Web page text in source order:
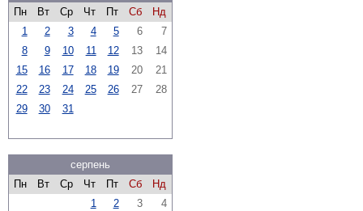
Пн
Вт Ср Чт Пт Сб
Нд
1
2 3 4 5 6
7
8
9 10 11 12 13
14
15
16 17 18 19 20
21
22
23 24 25 26 27
28
29
30 31
серпень
Пн
Вт Ср Чт Пт Сб
Нд
1
2 3
4